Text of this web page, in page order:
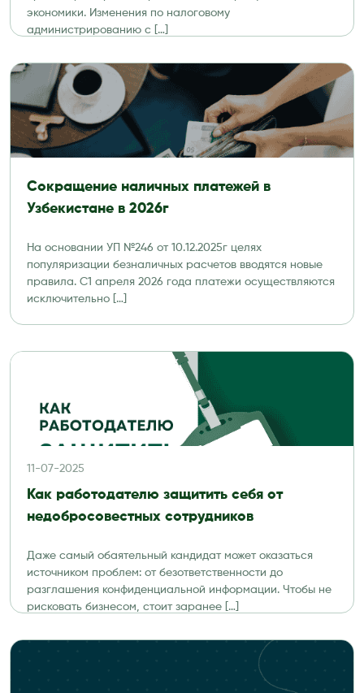
экономики. Изменения по налоговому
администрированию с […]
Сокращение наличных платежей в
Узбекистане в 2026г
На основании УП №246 от 10.12.2025г целях
популяризации безналичных расчетов вводятся новые
правила. С1 апреля 2026 года платежи осуществляются
исключительно […]
11-07-2025
Как работодателю защитить себя от
недобросовестных сотрудников
Даже самый обаятельный кандидат может оказаться
источником проблем: от безответственности до
разглашения конфиденциальной информации. Чтобы не
рисковать бизнесом, стоит заранее […]